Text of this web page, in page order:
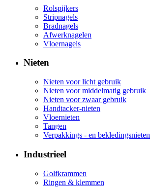
Rolspijkers
Stripnagels
Bradnagels
Afwerknagelen
Vloernagels
Nieten
Nieten voor licht gebruik
Nieten voor middelmatig gebruik
Nieten voor zwaar gebruik
Handtacker-nieten
Vloernieten
Tangen
Verpakkings - en bekledingsnieten
Industrieel
Golfkrammen
Ringen & klemmen